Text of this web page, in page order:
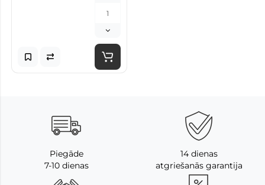
Piegāde
7-10 dienas
14 dienas
atgriešanās garantija